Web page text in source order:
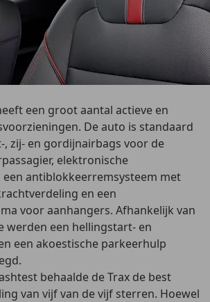
een groot aantal actieve en
. De auto is standaard
zij- en gordijnairbags voor de
elektronische
antiblokkeerremsysteem met
en een
voor aanhangers. Afhankelijk van
werden een hellingstart- en
een akoestische parkeerhulp
behaalde de Trax de best
van vijf van de vijf sterren. Hoewel